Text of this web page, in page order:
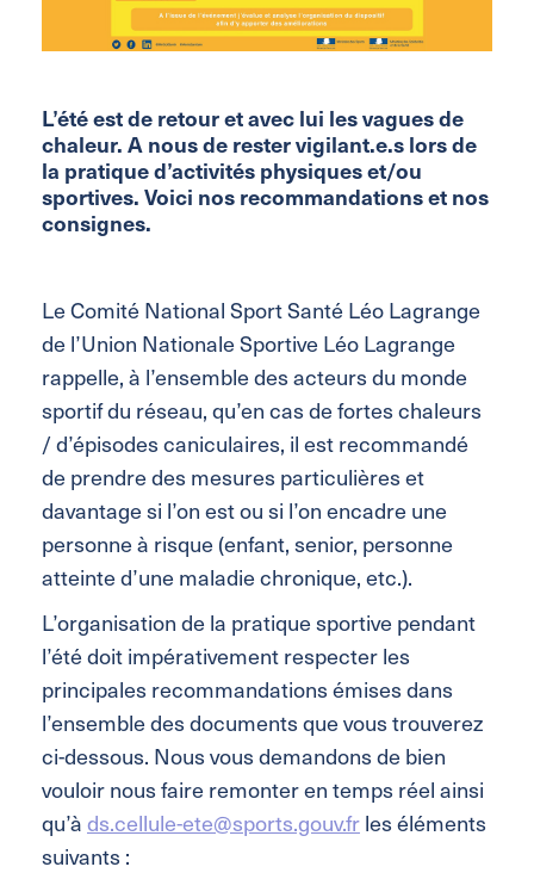
L’été est de retour et avec lui les vagues de
chaleur. A nous de rester vigilant.e.s lors de
la pratique d’activités physiques et/ou
sportives. Voici nos recommandations et nos
consignes.
Le Comité National Sport Santé Léo Lagrange
de l’Union Nationale Sportive Léo Lagrange
rappelle, à l’ensemble des acteurs du monde
sportif du réseau, qu’en cas de fortes chaleurs
/ d’épisodes caniculaires, il est recommandé
de prendre des mesures particulières et
davantage si l’on est ou si l’on encadre une
personne à risque (enfant, senior, personne
atteinte d’une maladie chronique, etc.).
L’organisation de la pratique sportive pendant
l’été doit impérativement respecter les
principales recommandations émises dans
l’ensemble des documents que vous trouverez
ci-dessous. Nous vous demandons de bien
vouloir nous faire remonter en temps réel ainsi
qu’àds.cellule-ete@sports.gouv.frles éléments
suivants :